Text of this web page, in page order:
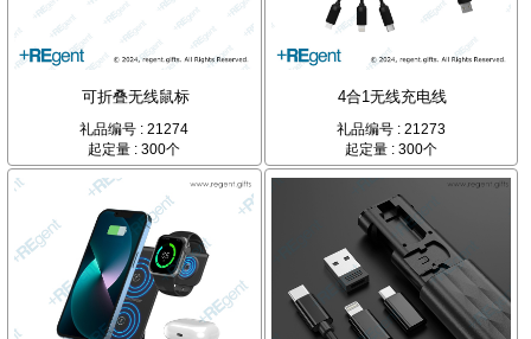
可折叠无线鼠标
礼品编号 : 21274
起定量 : 300个
4合1无线充电线
礼品编号 : 21273
起定量 : 300个